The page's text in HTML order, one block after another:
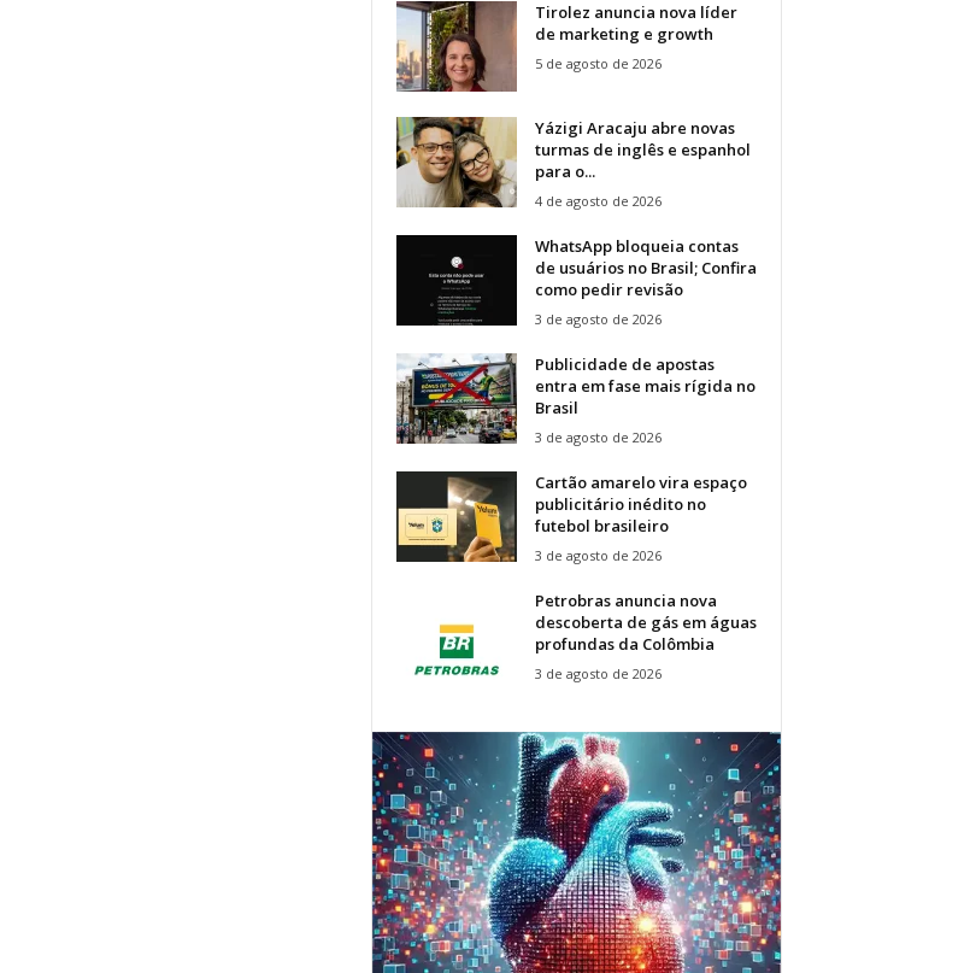
Tirolez anuncia nova líder
de marketing e growth
5 de agosto de 2026
Yázigi Aracaju abre novas
turmas de inglês e espanhol
para o...
4 de agosto de 2026
WhatsApp bloqueia contas
de usuários no Brasil; Confira
como pedir revisão
3 de agosto de 2026
Publicidade de apostas
entra em fase mais rígida no
Brasil
3 de agosto de 2026
Cartão amarelo vira espaço
publicitário inédito no
futebol brasileiro
3 de agosto de 2026
Petrobras anuncia nova
descoberta de gás em águas
profundas da Colômbia
3 de agosto de 2026